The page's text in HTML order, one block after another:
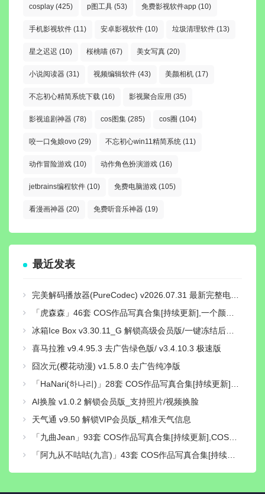
cosplay (425) p图工具 (53) 免费影视软件app (10)
手机影视软件 (11) 安卓影视软件 (10) 垃圾清理软件 (13)
星之迟迟 (10) 桜桃喵 (67) 美女写真 (20)
小说阅读器 (31) 视频编辑软件 (43) 美颜相机 (17)
不忘初心精简系统下载 (16) 影视聚合应用 (35)
影视追剧神器 (78) cos图集 (285) cos圈 (104)
咬一口兔娘ovo (29) 不忘初心win11精简系统 (11)
动作冒险游戏 (10) 动作角色扮演游戏 (16)
jetbrains编程软件 (10) 免费电脑游戏 (105)
看漫画神器 (20) 免费听音乐神器 (19)
最近发表
完美解码播放器(PureCodec) v2026.07.31 最新完整电脑版 | 电脑播放器影音解码包
「虎森森」46套 COS作品写真合集[持续更新],一个颜值与才华并存的Coser小姐姐
冰箱Ice Box v3.30.11_G 解锁高级会员版/一键冻结后台运行/省电省流
喜马拉雅 v9.4.95.3 去广告绿色版/ v3.4.10.3 极速版
囧次元(樱花动漫) v1.5.8.0 去广告纯净版
「HaNari(하나리)」28套 COS作品写真合集[持续更新]，魅力模特与音乐魔法师的双重身份
AI换脸 v1.0.2 解锁会员版_支持照片/视频换脸
天气通 v9.50 解锁VIP会员版_精准天气信息
「九曲Jean」93套 COS作品写真合集[持续更新],COS界的独特魅力与神秘性别之谜
「阿九从不咕咕(九言)」43套 COS作品写真合集[持续更新]，用心演绎舞台上的魅力！